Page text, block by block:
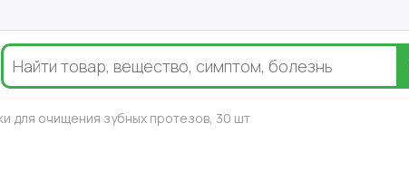
для очищения зубных протезов, 30 шт